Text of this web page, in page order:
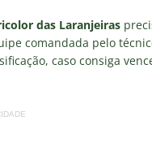
— Oitavas Copa do Brasil
escalação para confronto
das Laranjeiras
comandada pelo
caso consiga